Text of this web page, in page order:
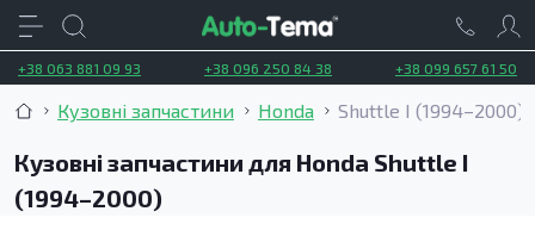
+38 063 881 09 93 +38 096 250 84 38 +38 099 657 61 50
Кузовні запчастини Honda Shuttle I (1994–2000)
Кузовні запчастини для Honda Shuttle I
(1994–2000)